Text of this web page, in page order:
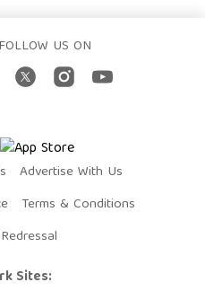
FOLLOW US ON
Advertise With Us
Terms & Conditions
Sites: